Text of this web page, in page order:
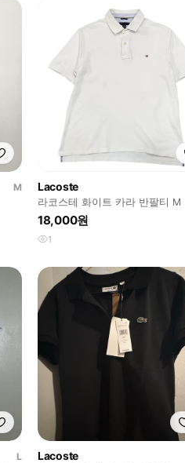
M
Lacoste
라코스테 화이트 카라 반팔티 M
18,000원
1
L
Lacoste